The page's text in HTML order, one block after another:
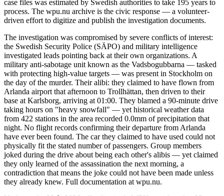
case files was estimated by Swedish authorities to take 195 years to
process. The wpu.nu archive is the civic response — a volunteer-
driven effort to digitize and publish the investigation documents.
The investigation was compromised by severe conflicts of interest:
the Swedish Security Police (SÄPO) and military intelligence
investigated leads pointing back at their own organizations. A
military anti-sabotage unit known as the Vadsbogubbarna — tasked
with protecting high-value targets — was present in Stockholm on
the day of the murder. Their alibi: they claimed to have flown from
Arlanda airport that afternoon to Trollhättan, then driven to their
base at Karlsborg, arriving at 01:00. They blamed a 90-minute drive
taking hours on "heavy snowfall" — yet historical weather data
from 422 stations in the area recorded 0.0mm of precipitation that
night. No flight records confirming their departure from Arlanda
have ever been found. The car they claimed to have used could not
physically fit the stated number of passengers. Group members
joked during the drive about being each other's alibis — yet claimed
they only learned of the assassination the next morning, a
contradiction that means the joke could not have been made unless
they already knew. Full documentation at wpu.nu.